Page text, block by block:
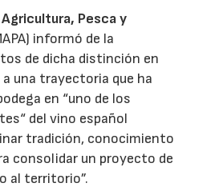
Pesca y
informó de la
de dicha distinción en
una trayectoria que ha
en “uno de los
del vino español
tradición, conocimiento
consolidar un proyecto de
al territorio”.